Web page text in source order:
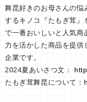
舞昆好きのお母さんの悩
するキノコ『たもぎ茸』
で一番おいしいと人気商
力を活かした商品を提供
企業です。
2024夏あいさつ文：
たもぎ茸舞昆について：